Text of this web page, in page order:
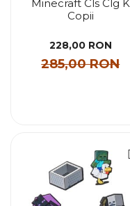
Minecraft Cls Clg K
Copii
228,00 RON
285,00 RON